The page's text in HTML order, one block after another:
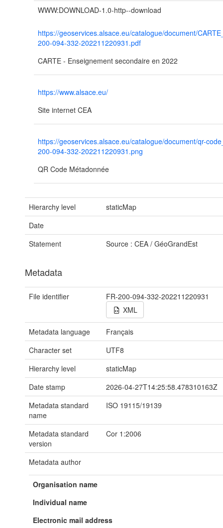
WWW:DOWNLOAD-1.0-http--download
https://geoservices.alsace.eu/catalogue/document/
200-094-332-202211220931.pdf
CARTE - Enseignement secondaire en 2022
https://www.alsace.eu/
Site internet CEA
https://geoservices.alsace.eu/catalogue/document/qr-
200-094-332-202211220931.png
QR Code Métadonnée
Hierarchy level
staticMap
Date
Statement
Source : CEA / GéoGrandEst
Metadata
File identifier
FR-200-094-332-202211220931
XML
Metadata language
Français
Character set
UTF8
Hierarchy level
staticMap
Date stamp
2026-04-27T14:25:58.478310163Z
Metadata standard
name
ISO 19115/19139
Metadata standard
version
Cor 1:2006
Metadata author
Organisation name
Individual name
Electronic mail address